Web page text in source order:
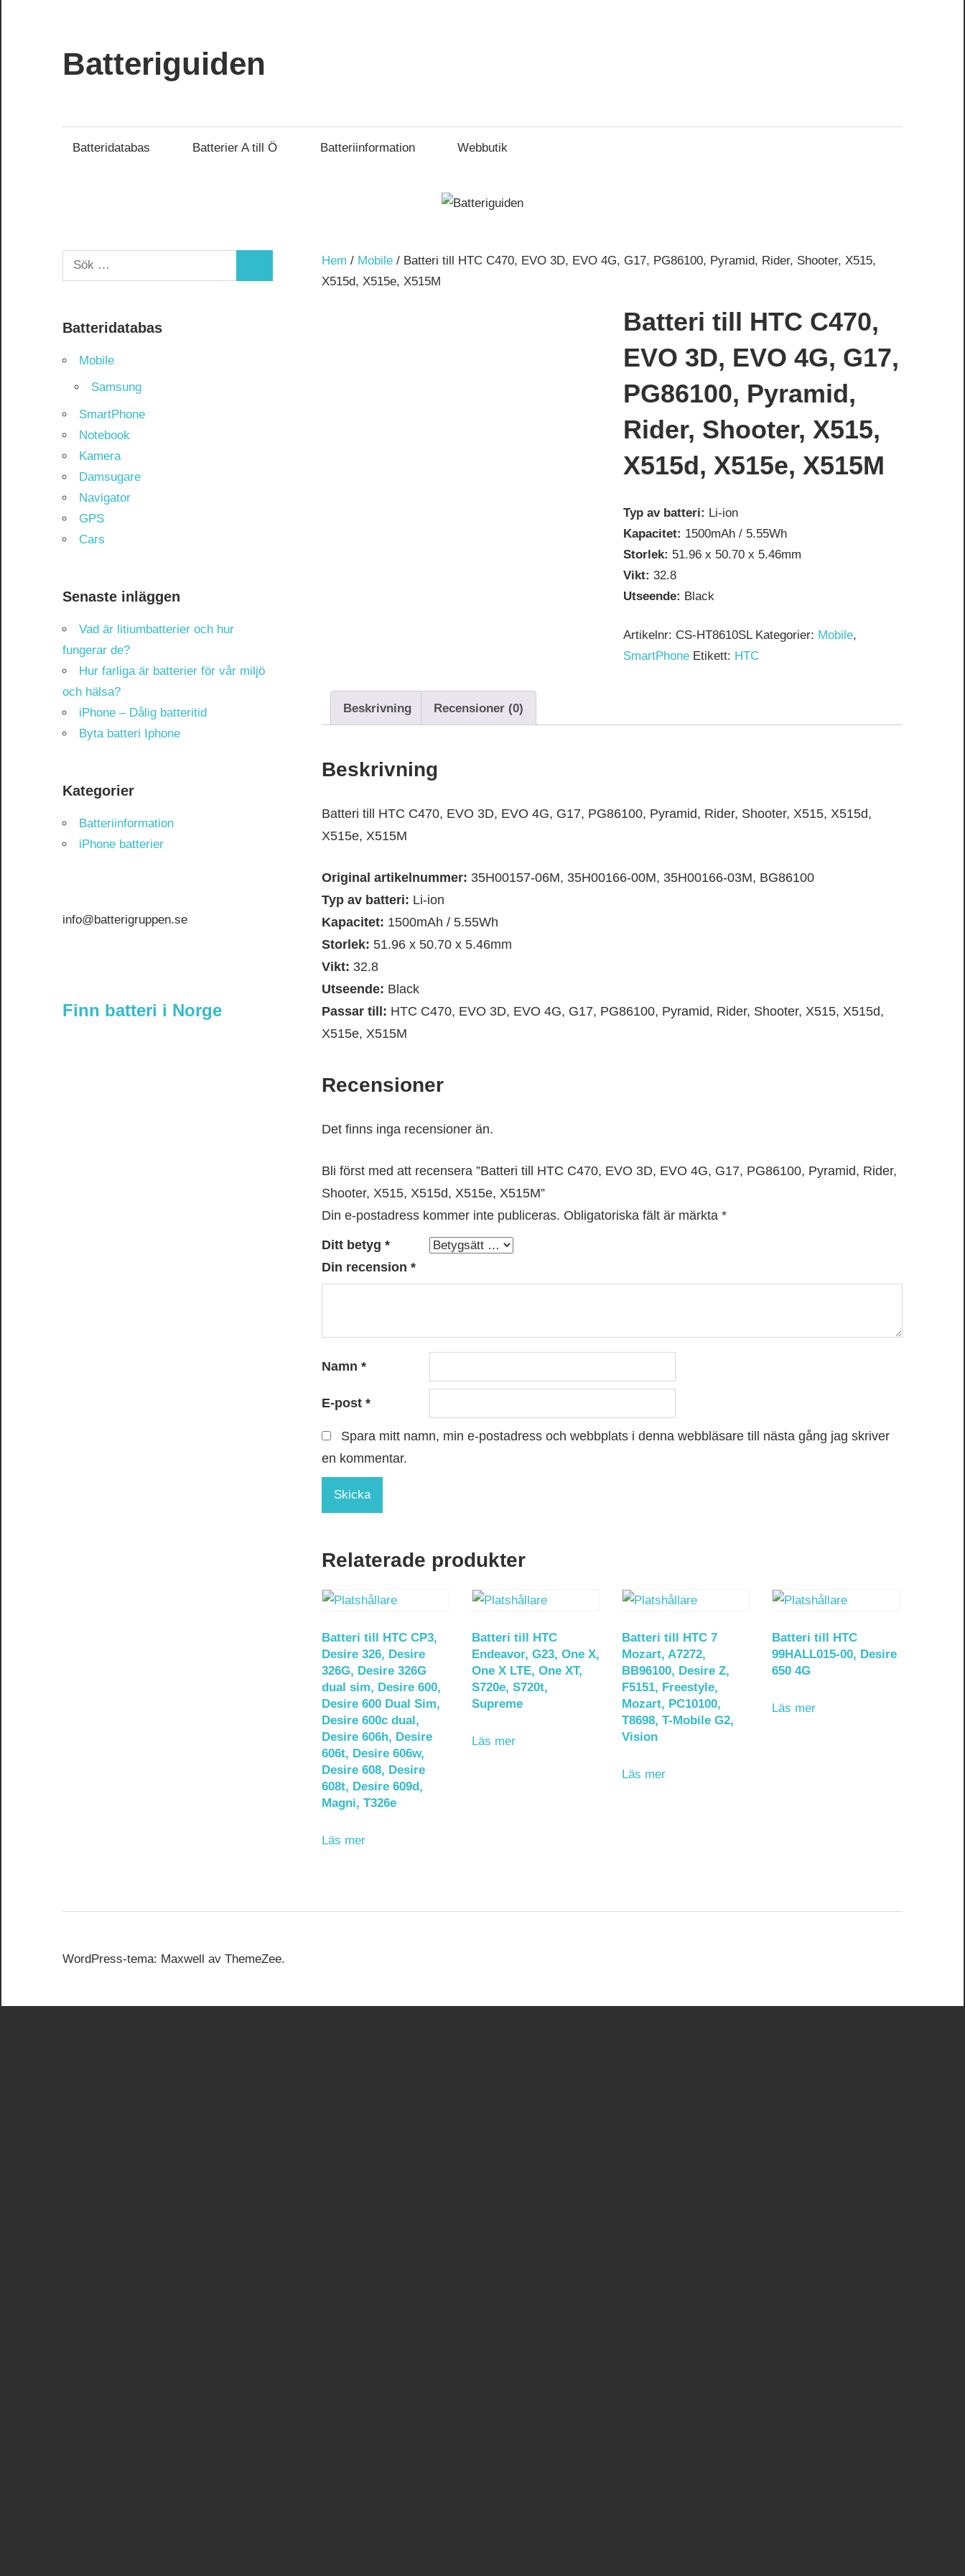
innehåll
Batteriguiden
Batteridatabas Batterier A till Ö Batteriinformation Webbutik
Hem / Mobile/ Batteri till HTC C470, EVO 3D, EVO 4G, G17, PG86100, Pyramid, Rider, Shooter, X515,
X515d, X515e, X515M
Batteri till HTC C470,
EVO 3D, EVO 4G, G17,
PG86100, Pyramid,
Rider, Shooter, X515,
X515d, X515e, X515M
Typ av batteri: Li-ion
Kapacitet: 1500mAh / 5.55Wh
Storlek: 51.96 x 50.70 x 5.46mm
Vikt:32.8
Utseende: Black
Artikelnr: CS-HT8610SL Kategorier: Mobile,
SmartPhone Etikett: HTC
Beskrivning Recensioner (0)
Beskrivning
Batteri till HTC C470, EVO 3D, EVO 4G, G17, PG86100, Pyramid, Rider, Shooter, X515, X515d,
X515e, X515M
Original artikelnummer: 35H00157-06M, 35H00166-00M, 35H00166-03M, BG86100
Typ av batteri: Li-ion
Kapacitet: 1500mAh / 5.55Wh
Storlek: 51.96 x 50.70 x 5.46mm
Vikt: 32.8
Utseende: Black
Passar till: HTC C470, EVO 3D, EVO 4G, G17, PG86100, Pyramid, Rider, Shooter, X515, X515d,
X515e, X515M
Recensioner
Det finns inga recensioner än.
Bli först med att recensera ”Batteri till HTC C470, EVO 3D, EVO 4G, G17, PG86100, Pyramid, Rider,
Shooter, X515, X515d, X515e, X515M”
Din e-postadress kommer inte publiceras. Obligatoriska fält är märkta *
Ditt betyg *
Din recension *
Namn *
E-post *
Spara mitt namn, min e-postadress och webbplats i denna webbläsare till nästa gång jag skriver
en kommentar.
Relaterade produkter
Batteri till HTC CP3,
Desire 326, Desire
326G, Desire 326G
dual sim, Desire 600,
Desire 600 Dual Sim,
Desire 600c dual,
Desire 606h, Desire
606t, Desire 606w,
Desire 608, Desire
608t, Desire 609d,
Magni, T326e
Läs mer
Batteri till HTC
Endeavor, G23, One X,
One X LTE, One XT,
S720e, S720t,
Supreme
Läs mer
Batteri till HTC 7
Mozart, A7272,
BB96100, Desire Z,
F5151, Freestyle,
Mozart, PC10100,
T8698, T-Mobile G2,
Vision
Läs mer
Batteri till HTC
99HALL015-00, Desire
650 4G
Läs mer
Sök
efter:
Batteridatabas
Mobile
Samsung
SmartPhone
Notebook
Kamera
Damsugare
Navigator
GPS
Cars
Senaste inläggen
Vad är litiumbatterier och hur
fungerar de?
Hur farliga är batterier för vår miljö
och hälsa?
iPhone – Dålig batteritid
Byta batteri Iphone
Kategorier
Batteriinformation
iPhone batterier
info@batterigruppen.se
Finn batteri i Norge
WordPress-tema: Maxwell av ThemeZee.